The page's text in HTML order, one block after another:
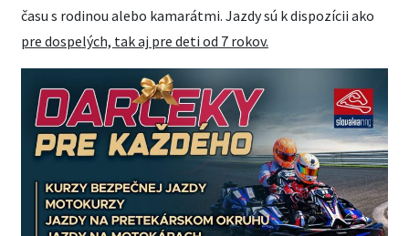
času s rodinou alebo kamarátmi. Jazdy sú k dispozícii ako
pre dospelých, tak aj pre deti od 7 rokov.